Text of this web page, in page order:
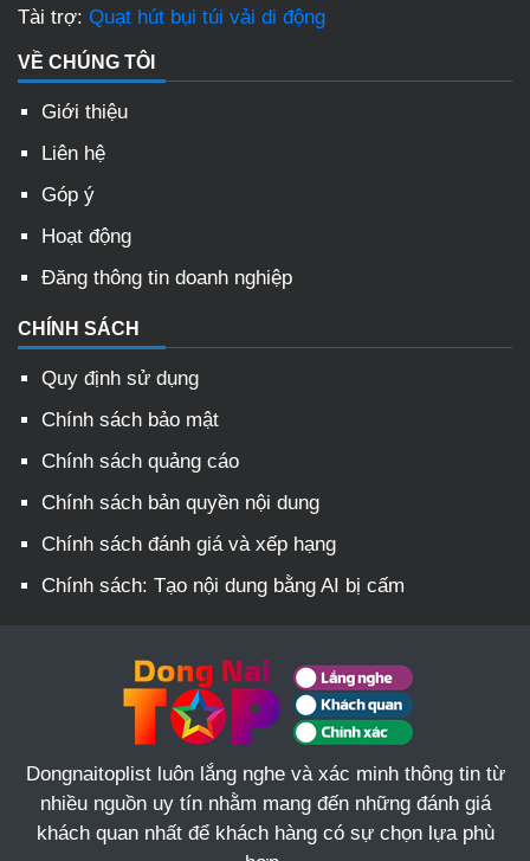
Tài trợ: Quạt hút bụi túi vải di động
VỀ CHÚNG TÔI
Giới thiệu
Liên hệ
Góp ý
Hoạt động
Đăng thông tin doanh nghiệp
CHÍNH SÁCH
Quy định sử dụng
Chính sách bảo mật
Chính sách quảng cáo
Chính sách bản quyền nội dung
Chính sách đánh giá và xếp hạng
Chính sách: Tạo nội dung bằng AI bị cấm
Dongnaitoplist luôn lắng nghe và xác minh thông tin từ
nhiều nguồn uy tín nhằm mang đến những đánh giá
khách quan nhất để khách hàng có sự chọn lựa phù